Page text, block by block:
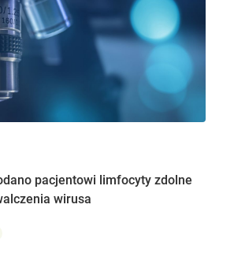
pacjentowi limfocyty zdolne
wirusa